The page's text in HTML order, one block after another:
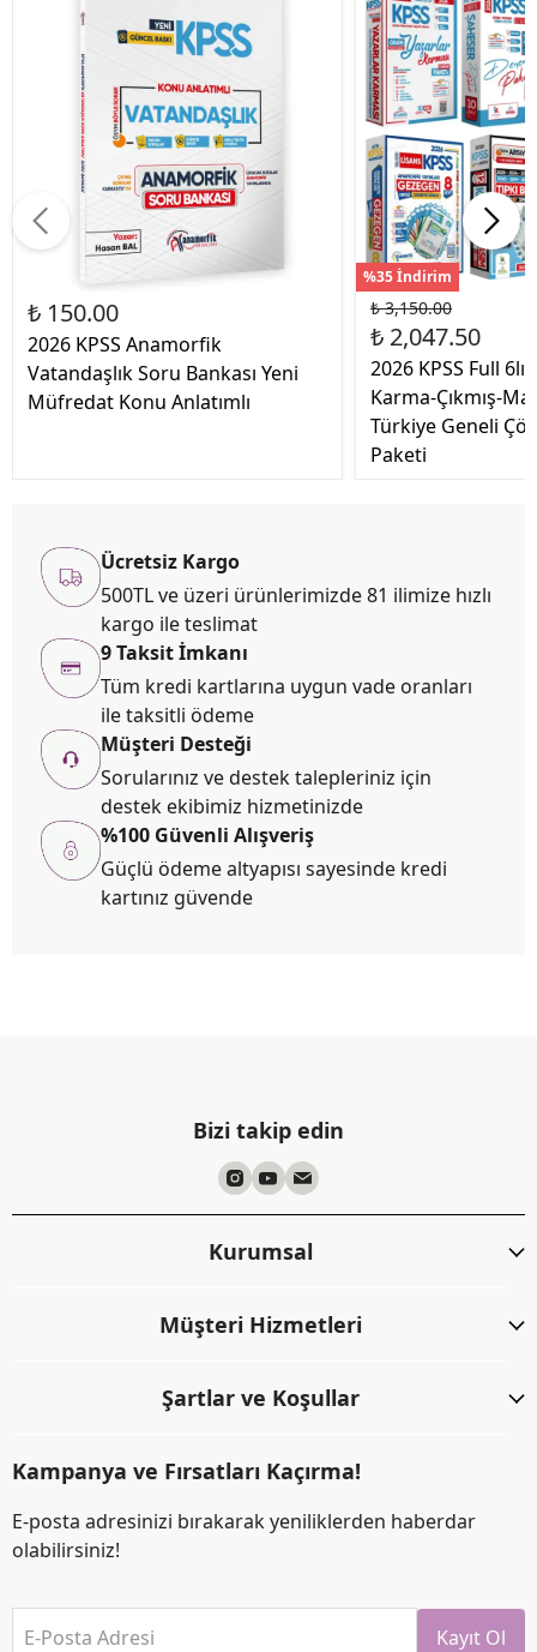
₺ 150.00
2026 KPSS Anamorfik
Vatandaşlık Soru Bankası Yeni
Müfredat Konu Anlatımlı
%35 İndirim
₺ 3,150.00
₺ 2,047.50
2026 KPSS Full 6lı
Karma-Çıkmış-
Türkiye Geneli
Paketi
Ücretsiz Kargo
500TL ve üzeri ürünlerimizde 81 ilimize hızlı
kargo ile teslimat
9 Taksit İmkanı
Tüm kredi kartlarına uygun vade oranları
ile taksitli ödeme
Müşteri Desteği
Sorularınız ve destek talepleriniz için
destek ekibimiz hizmetinizde
%100 Güvenli Alışveriş
Güçlü ödeme altyapısı sayesinde kredi
kartınız güvende
Bizi takip edin
Kurumsal
Müşteri Hizmetleri
Şartlar ve Koşullar
Kampanya ve Fırsatları Kaçırma!
E-posta adresinizi bırakarak yeniliklerden haberdar
olabilirsiniz!
E-Posta Adresi Kayıt Ol